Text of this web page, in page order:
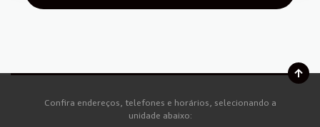
Confira endereços, telefones e horários, selecionando a
unidade abaixo: